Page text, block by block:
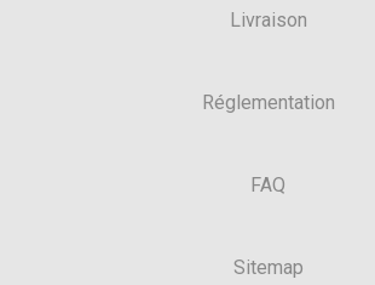
Livraison
Réglementation
FAQ
Sitemap